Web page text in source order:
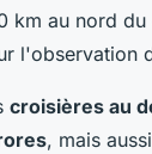
km au nord
l'observation
croisières au
, mais